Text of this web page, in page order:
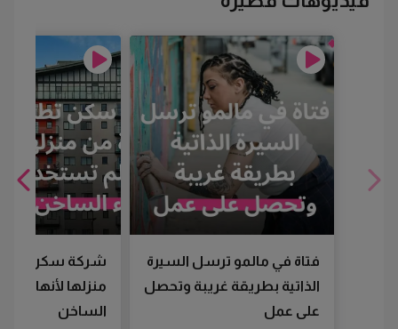
فتاة في مالمو ترسل السيرة
الذاتية بطريقة غريبة وتحصل
على عمل
شركة سكن
منزلها لأنها لم
الساخن